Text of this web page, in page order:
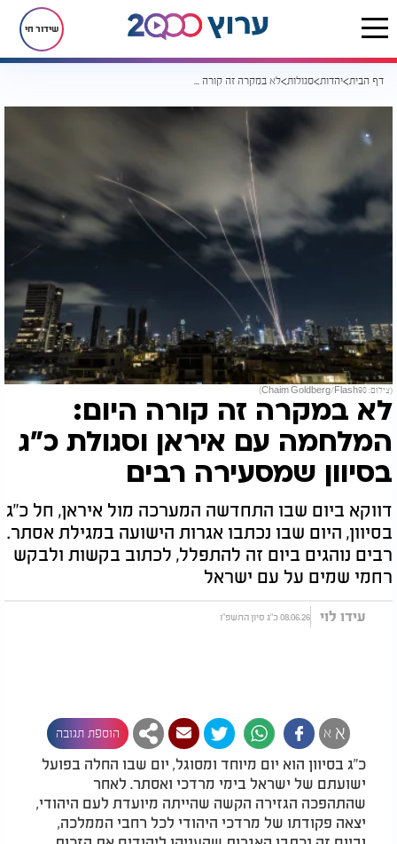
שידור חי
דף הבית יהדות סגולות לא במקרה זה קורה היום: המלחמה עם איראן וסגולת כ"ג בסיוון שמסעירה רבים
(צילום: Chaim Goldberg/Flash90)
לא במקרה זה קורה היום:
המלחמה עם איראן וסגולת כ"ג
בסיוון שמסעירה רבים
דווקא ביום שבו התחדשה המערכה מול איראן, חל כ"ג
בסיוון, היום שבו נכתבו אגרות הישועה במגילת אסתר.
רבים נוהגים ביום זה להתפלל, לכתוב בקשות ולבקש
רחמי שמים על עם ישראל
עידו לוי 08.06.26 כ"ג סיון התשפ"ו
א א הוספת תגובה
כ"ג בסיוון הוא יום מיוחד ומסוגל, יום שבו החלה בפועל
ישועתם של ישראל בימי מרדכי ואסתר. לאחר
שהתהפכה הגזירה הקשה שהייתה מיועדת לעם היהודי,
יצאה פקודתו של מרדכי היהודי לכל רחבי הממלכה,